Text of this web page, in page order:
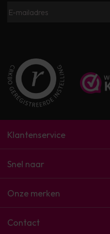
Klantenservice
Snel naar
Onze merken
Contact